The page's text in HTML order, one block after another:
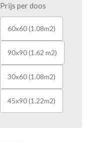
Prijs per doos
60x60 (1.08m2)
90x90 (1.62 m2)
30x60 (1.08m2)
45x90 (1.22m2)